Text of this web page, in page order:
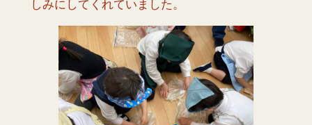
しみにしてくれていました。